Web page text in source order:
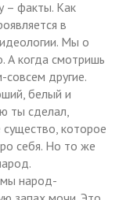
– факты. Как
в
Мы о
А когда смотришь
совсем другие.
белый и
ты сделал,
которое
себя. Но то же
народ-